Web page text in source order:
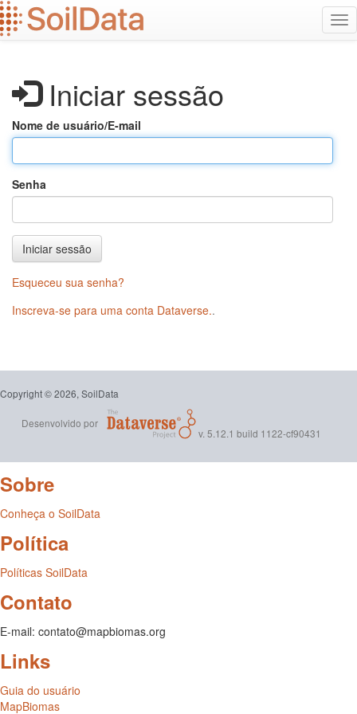
Ir
para
o
Iniciar sessão
Nome de usuário/E-mail
Senha
Iniciar sessão
Esqueceu sua senha?
Inscreva-se para uma conta Dataverse..
Copyright © 2026, SoilData
Desenvolvido por
v. 5.12.1 build 1122-cf90431
Sobre
Conheça o SoilData
Política
Políticas SoilData
Contato
E-mail: contato@mapbiomas.org
Links
Guia do usuário
MapBiomas